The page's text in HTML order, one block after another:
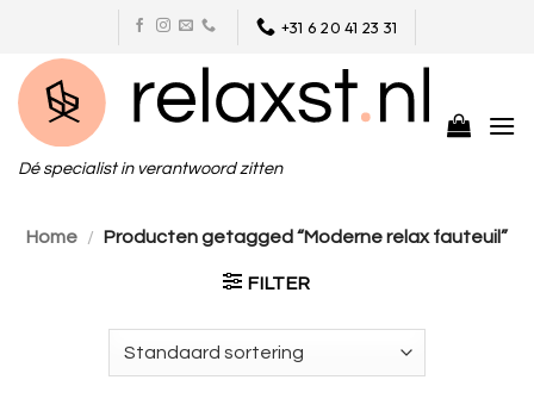
content
+31 6 20 41 23 31
Dé specialist in verantwoord zitten
Home / Producten getagged “Moderne relax fauteuil”
FILTER